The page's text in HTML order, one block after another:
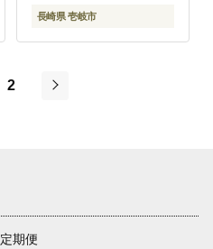
長崎県 壱岐市
2
定期便